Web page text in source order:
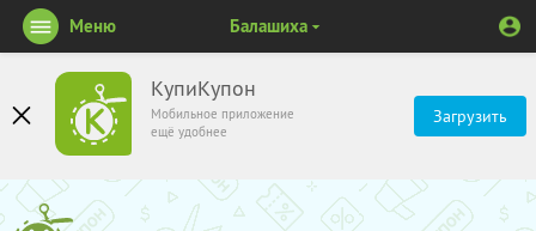
КупиКупон
Мобильное приложение
ещё удобнее
Загрузить
Меню Балашиха